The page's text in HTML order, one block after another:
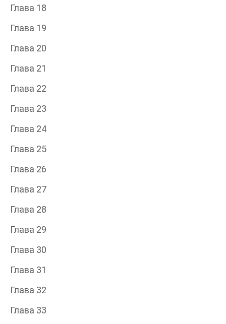
Глава 18
Глава 19
Глава 20
Глава 21
Глава 22
Глава 23
Глава 24
Глава 25
Глава 26
Глава 27
Глава 28
Глава 29
Глава 30
Глава 31
Глава 32
Глава 33